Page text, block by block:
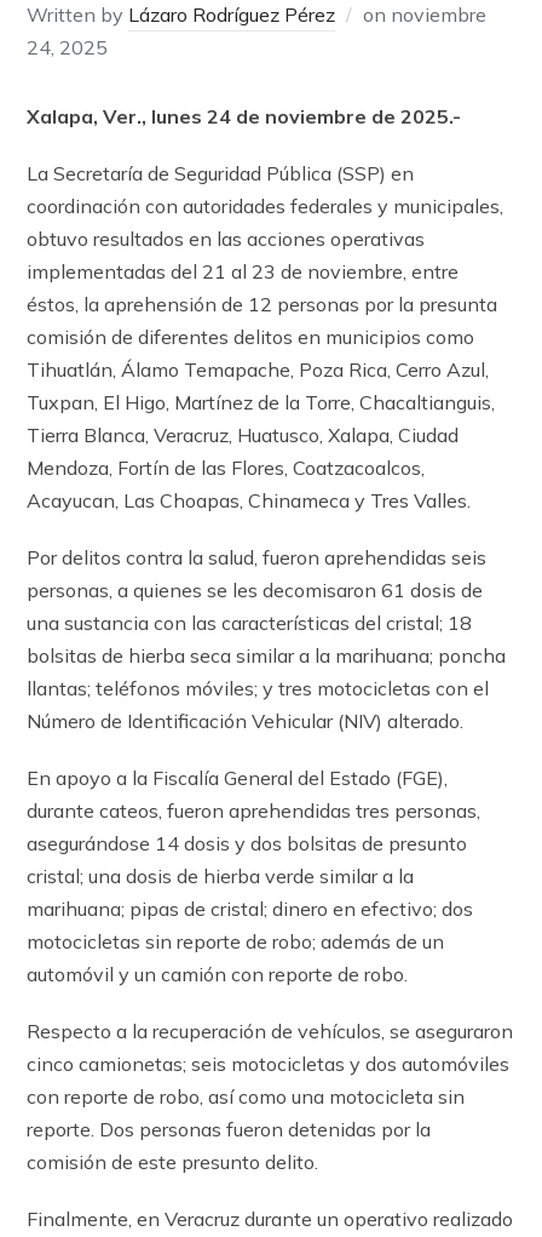
Written by Lázaro Rodríguez Pérez on noviembre
24, 2025
Xalapa, Ver., lunes 24 de noviembre de 2025.-
La Secretaría de Seguridad Pública (SSP) en
coordinación con autoridades federales y municipales,
obtuvo resultados en las acciones operativas
implementadas del 21 al 23 de noviembre, entre
éstos, la aprehensión de 12 personas por la presunta
comisión de diferentes delitos en municipios como
Tihuatlán, Álamo Temapache, Poza Rica, Cerro Azul,
Tuxpan, El Higo, Martínez de la Torre, Chacaltianguis,
Tierra Blanca, Veracruz, Huatusco, Xalapa, Ciudad
Mendoza, Fortín de las Flores, Coatzacoalcos,
Acayucan, Las Choapas, Chinameca y Tres Valles.
Por delitos contra la salud, fueron aprehendidas seis
personas, a quienes se les decomisaron 61 dosis de
una sustancia con las características del cristal; 18
bolsitas de hierba seca similar a la marihuana; poncha
llantas; teléfonos móviles; y tres motocicletas con el
Número de Identificación Vehicular (NIV) alterado.
En apoyo a la Fiscalía General del Estado (FGE),
durante cateos, fueron aprehendidas tres personas,
asegurándose 14 dosis y dos bolsitas de presunto
cristal; una dosis de hierba verde similar a la
marihuana; pipas de cristal; dinero en efectivo; dos
motocicletas sin reporte de robo; además de un
automóvil y un camión con reporte de robo.
Respecto a la recuperación de vehículos, se aseguraron
cinco camionetas; seis motocicletas y dos automóviles
con reporte de robo, así como una motocicleta sin
reporte. Dos personas fueron detenidas por la
comisión de este presunto delito.
Finalmente, en Veracruz durante un operativo realizado